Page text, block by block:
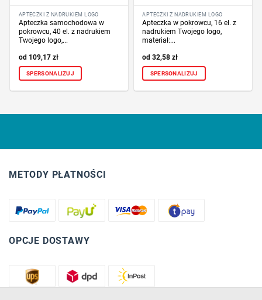
APTECZKI Z NADRUKIEM LOGO
Apteczka samochodowa w
pokrowcu, 40 el. z nadrukiem
Twojego logo,...
109,17 zł
SPERSONALIZUJ
APTECZKI Z NADRUKIEM LOGO
Apteczka w pokrowcu, 16 el. z
nadrukiem Twojego logo,
materiał:...
32,58zł
SPERSONALIZUJ
METODY PŁATNOŚCI
OPCJE DOSTAWY